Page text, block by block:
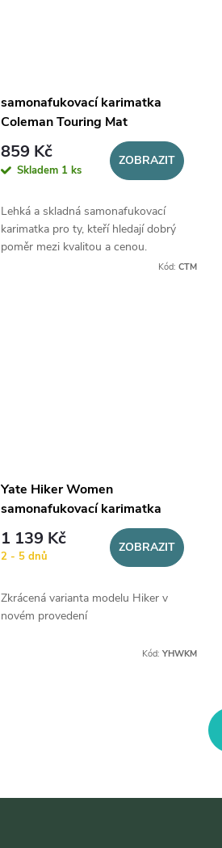
samonafukovací karimatka
Coleman Touring Mat
859 Kč
Skladem 1 ks
ZOBRAZIT
Lehká a skladná samonafukovací
karimatka pro ty, kteří hledají dobrý
poměr mezi kvalitou a cenou.
Kód: CTM
Yate Hiker Women
samonafukovací karimatka
mango
1 139 Kč
2 - 5 dnů
ZOBRAZIT
Zkrácená varianta modelu Hiker v
novém provedení
Kód: YHWKM